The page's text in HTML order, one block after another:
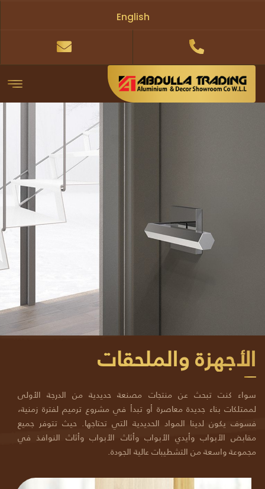
English
الأجهزة والملحقات
سواء كنت تبحث عن منتجات مصنعة حديدية من الدرجة الأولى
لممتلكات بناء جديدة معاصرة أو تبدأ في مشروع ترميم لفترة زمنية،
فسوف يكون لدينا المواد الحديدية التي تحتاجها. حيث تتوفر جميع
مقابض الأبواب وأيدي الأبواب وأثاث الأبواب وأثاث النوافذ في
مجموعة واسعة من التشطيبات عالية الجودة.